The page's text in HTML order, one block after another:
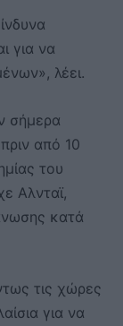
για να
λέει.
σήμερα
από 10
του
Αλνταϊ,
κατά
τις χώρες
για να